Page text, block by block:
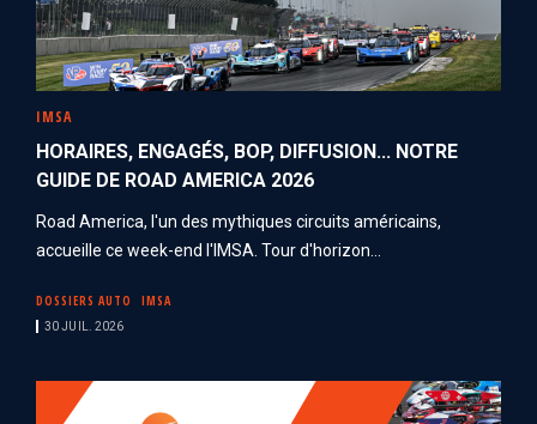
IMSA
HORAIRES, ENGAGÉS, BOP, DIFFUSION... NOTRE
GUIDE DE ROAD AMERICA 2026
Road America, l'un des mythiques circuits américains,
accueille ce week-end l'IMSA. Tour d'horizon...
DOSSIERS AUTO IMSA
30 JUIL. 2026